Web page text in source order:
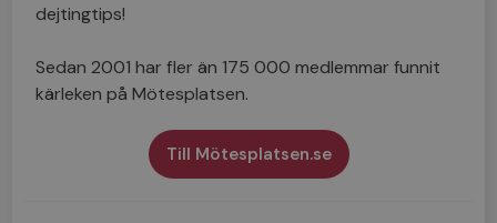
dejtingtips!
Sedan 2001 har fler än 175 000 medlemmar funnit
kärleken på Mötesplatsen.
Till Mötesplatsen.se